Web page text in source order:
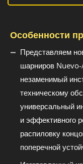
Особенности
Представляем
шарниров
незаменимый
техническому
универсальный
и эффективного
распиловку
поперечной